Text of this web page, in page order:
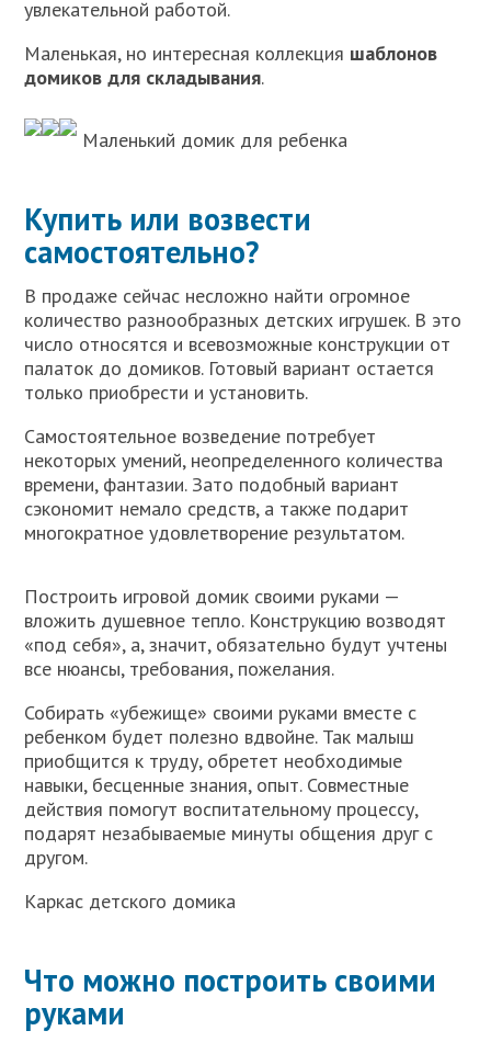
увлекательной работой.
Маленькая, но интересная коллекция шаблонов
домиков для складывания.
Маленький домик для ребенка
Купить или возвести
самостоятельно?
В продаже сейчас несложно найти огромное
количество разнообразных детских игрушек. В это
число относятся и всевозможные конструкции от
палаток до домиков. Готовый вариант остается
только приобрести и установить.
Самостоятельное возведение потребует
некоторых умений, неопределенного количества
времени, фантазии. Зато подобный вариант
сэкономит немало средств, а также подарит
многократное удовлетворение результатом.
Построить игровой домик своими руками —
вложить душевное тепло. Конструкцию возводят
«под себя», а, значит, обязательно будут учтены
все нюансы, требования, пожелания.
Собирать «убежище» своими руками вместе с
ребенком будет полезно вдвойне. Так малыш
приобщится к труду, обретет необходимые
навыки, бесценные знания, опыт. Совместные
действия помогут воспитательному процессу,
подарят незабываемые минуты общения друг с
другом.
Каркас детского домика
Что можно построить своими
руками